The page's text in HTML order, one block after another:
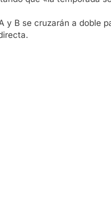
B se cruzarán a doble